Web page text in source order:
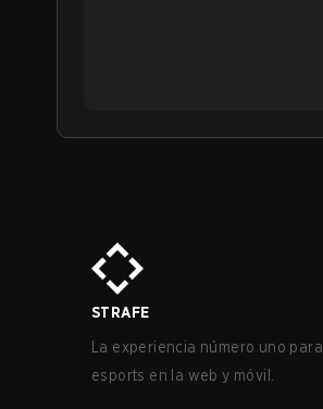
STRAFE
La experiencia número uno
esports en la web y móvil.